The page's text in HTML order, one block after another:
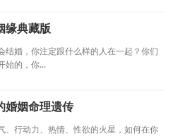
缘典藏版
结婚，你注定跟什么样的人在一起？你们
始的，你...
婚姻命理遗传
、行动力、热情、性欲的火星，如何在你